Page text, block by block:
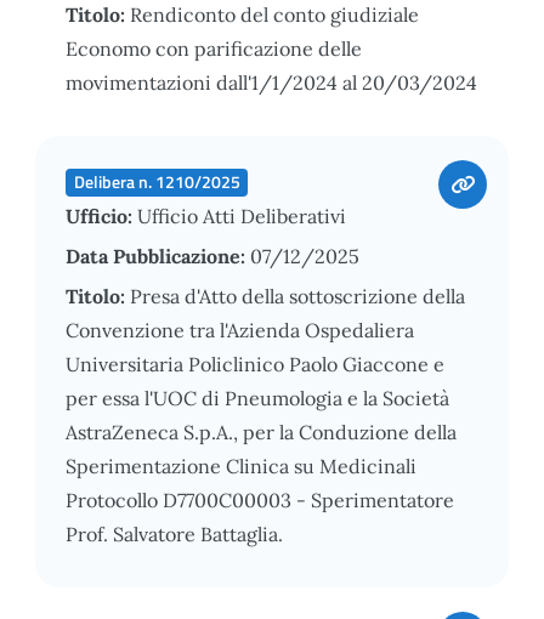
Titolo: Rendiconto del conto giudiziale
Economo con parificazione delle
movimentazioni dall'1/1/2024 al 20/03/2024
Delibera n. 1210/2025
Ufficio: Ufficio Atti Deliberativi
Data Pubblicazione: 07/12/2025
Titolo: Presa d'Atto della sottoscrizione della
Convenzione tra l'Azienda Ospedaliera
Universitaria Policlinico Paolo Giaccone e
per essa l'UOC di Pneumologia e la Società
AstraZeneca S.p.A., per la Conduzione della
Sperimentazione Clinica su Medicinali
Protocollo D7700C00003 - Sperimentatore
Prof. Salvatore Battaglia.